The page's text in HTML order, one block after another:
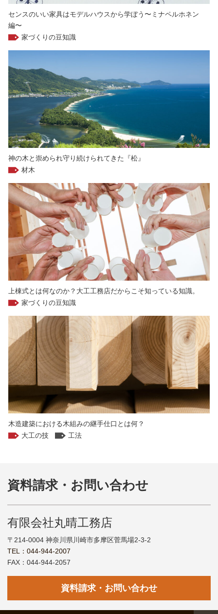
センスのいい家具はモデルハウスから学ぼう〜ミナペルホネン
編〜
家づくりの豆知識
神の木と崇められ守り続けられてきた『松』
材木
上棟式とは何なのか？大工工務店だからこそ知っている知識。
家づくりの豆知識
木造建築における木組みの継手仕口とは何？
大工の技
工法
資料請求・お問い合わせ
有限会社丸晴工務店
〒214-0004 神奈川県川崎市多摩区菅馬場2-3-2
TEL：044-944-2007
FAX：044-944-2057
資料請求・お問い合わせ